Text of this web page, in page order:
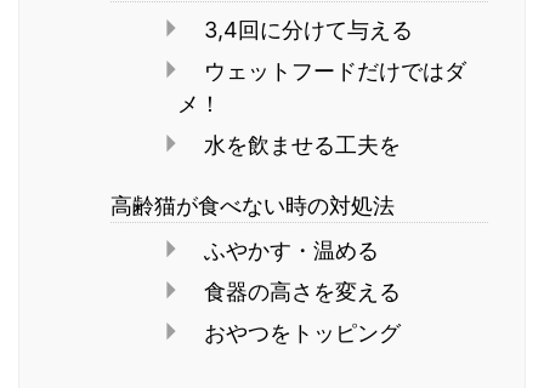
3,4回に分けて与える
ウェットフードだけではダ
メ！
水を飲ませる工夫を
高齢猫が食べない時の対処法
ふやかす・温める
食器の高さを変える
おやつをトッピング